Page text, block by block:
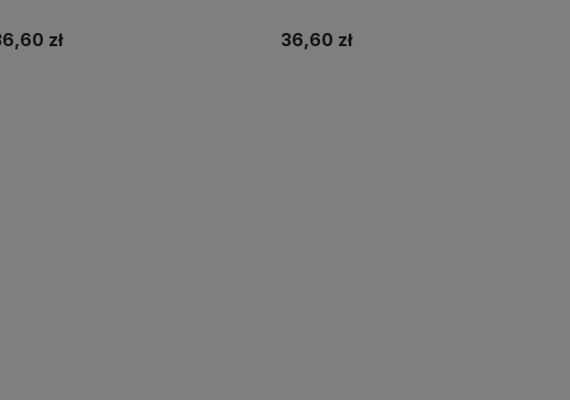
zł 36,60 zł